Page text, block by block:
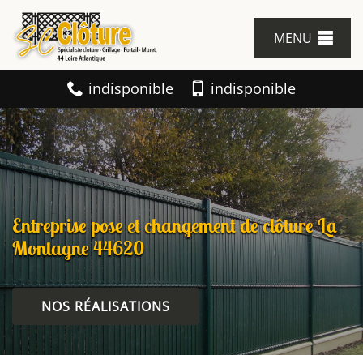
MENU
indisponible indisponible
Entreprise pose et changement de clôture La
Montagne 44620
NOS RÉALISATIONS